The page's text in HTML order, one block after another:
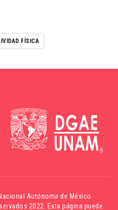
FÍSICA
Autónoma de México
2022. Esta página puede